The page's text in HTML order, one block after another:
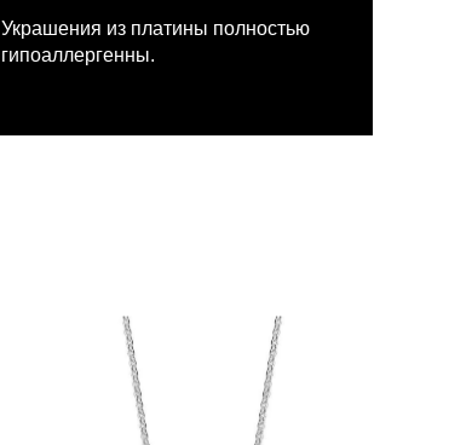
Украшения из платины полностью
гипоаллергенны.